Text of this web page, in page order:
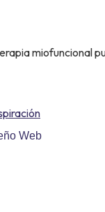
miofuncional
Web